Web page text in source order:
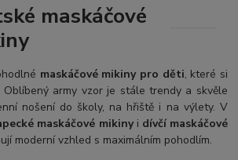
maskáčové
maskáčové mikiny pro děti, které si
Oblíbený army vzor je stále trendy a skvěle
nošení do školy, na hřiště i na výlety. V
maskáčové mikinyi dívčí maskáčové
moderní vzhled s maximálním pohodlím.